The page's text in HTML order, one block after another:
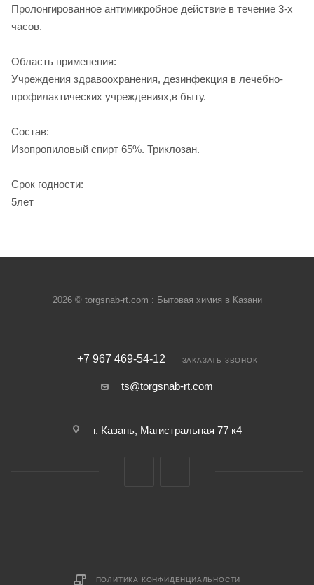
Пролонгированное антимикробное действие в течение 3-х
часов.
Область применения:
Учреждения здравоохранения, дезинфекция в лечебно-
профилактических учреждениях,в быту.
Состав:
Изопропиловый спирт 65%. Триклозан.
Срок годности:
5лет
2026 © torgsnab-rt.com : Бытовая химия в Казани
+7 967 469-54-12 ЗАКАЗАТЬ ЗВОНОК
ts@torgsnab-rt.com
г. Казань, Магистральная 77 к4
ПОЛИТИКА КОНФИДЕНЦИАЛЬНОСТИ